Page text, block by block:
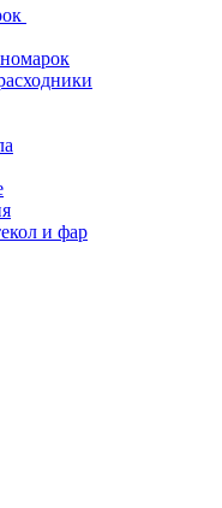
и фар